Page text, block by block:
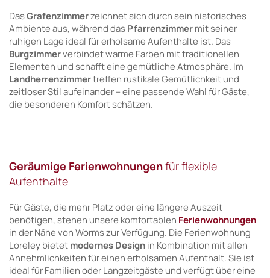
DasGrafenzimmerzeichnet sich durch sein historisches
Ambiente aus, während dasPfarrenzimmermit seiner
ruhigen Lage ideal für erholsame Aufenthalte ist. Das
Burgzimmerverbindet warme Farben mit traditionellen
Elementen und schafft eine gemütliche Atmosphäre. Im
Landherrenzimmertreffen rustikale Gemütlichkeit und
zeitloser Stil aufeinander – eine passende Wahl für Gäste,
die besonderen Komfort schätzen.
Geräumige Ferienwohnungenfür flexible
Aufenthalte
Für Gäste, die mehr Platz oder eine längere Auszeit
benötigen, stehen unsere komfortablen Ferienwohnungen
in der Nähe von Worms zur Verfügung. Die Ferienwohnung
Loreley bietetmodernes Designin Kombination mit allen
Annehmlichkeiten für einen erholsamen Aufenthalt. Sie ist
ideal für Familien oder Langzeitgäste und verfügt über eine